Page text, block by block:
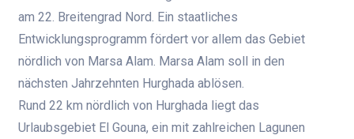
am 22. Breitengrad Nord. Ein staatliches
Entwicklungsprogramm fördert vor allem das Gebiet
nördlich von Marsa Alam. Marsa Alam soll in den
nächsten Jahrzehnten Hurghada ablösen.
Rund 22 km nördlich von Hurghada liegt das
Urlaubsgebiet El Gouna, ein mit zahlreichen Lagunen